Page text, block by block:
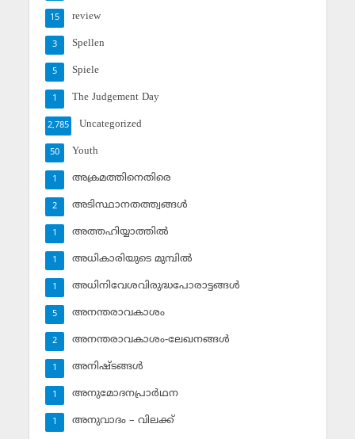
review
15
Spellen
3
Spiele
5
The Judgement Day
1
Uncategorized
2,785
Youth
50
അക്രമത്തിനെതിരെ
1
അടിസ്ഥാനതത്ത്വങ്ങള്‍
2
അത്തഹിയ്യാത്തില്‍
1
അധികാരിയുടെ മുമ്പില്‍
1
അധിനിവേശവിരുദ്ധപോരാട്ടങ്ങള്‍
1
അനന്തരാവകാശം
5
അനന്തരാവകാശം-ലേഖനങ്ങള്‍
2
അനിഷ്ടങ്ങള്‍
1
അനുമോദനപ്രാര്‍ഥന
1
അനുവാദം – വിലക്ക്‌
1